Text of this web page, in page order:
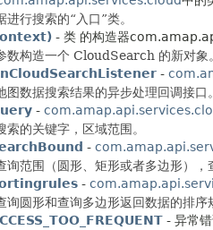
进行搜索的“入口”类。
- 类 的构造器
数构造一个 CloudSearch 的新对象。
-
图数据搜索结果的异步处理回调接口。
-
索的关键字，区域范围。
-
询范围（圆形、矩形或者多边形），
-
询圆形和查询多边形返回数据的排序
- 异常